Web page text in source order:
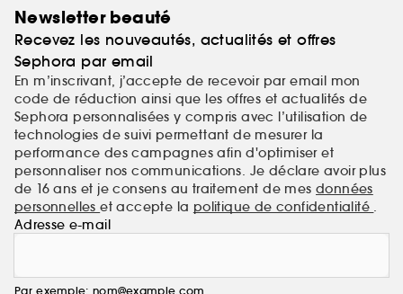
free. Ses parfums sont naturels, exempts de
colorants, de filtres solaires et de perturbateurs
endocriniens.haracters
Newsletter beauté
Recevez les nouveautés, actualités et offres
Sephora par email
En m’inscrivant, j’accepte de recevoir par email mon
code de réduction ainsi que les offres et actualités de
Sephora personnalisées y compris avec l’utilisation de
technologies de suivi permettant de mesurer la
performance des campagnes afin d'optimiser et
personnaliser nos communications. Je déclare avoir plus
de 16 ans et je consens au traitement de mes données
personnelleset accepte la politique de confidentialité .
Adresse e-mail
Par exemple: nom@example.com